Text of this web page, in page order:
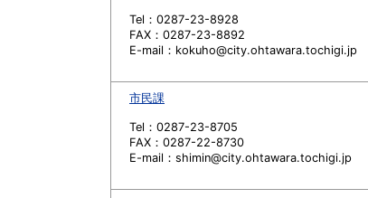
Tel：0287-23-8928
FAX：0287-23-8892
E-mail：kokuho@city.ohtawara.tochigi.jp
市民課
Tel：0287-23-8705
FAX：0287-22-8730
E-mail：shimin@city.ohtawara.tochigi.jp